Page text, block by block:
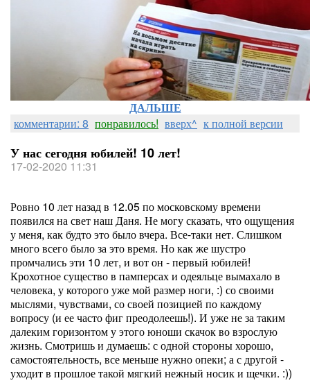
ДАЛЬШЕ
комментарии: 8 понравилось! вверх^ к полной версии
У нас сегодня юбилей! 10 лет!
17-02-2020 11:31
Ровно 10 лет назад в 12.05 по московскому времени
появился на свет наш Даня. Не могу сказать, что ощущения
у меня, как будто это было вчера. Все-таки нет. Слишком
много всего было за это время. Но как же шустро
промчались эти 10 лет, и вот он - первый юбилей!
Крохотное существо в памперсах и одеяльце вымахало в
человека, у которого уже мой размер ноги, :) со своими
мыслями, чувствами, со своей позицией по каждому
вопросу (и ее часто фиг преодолеешь!). И уже не за таким
далеким горизонтом у этого юноши скачок во взрослую
жизнь. Смотришь и думаешь: с одной стороны хорошо,
самостоятельность, все меньше нужно опеки; а с другой -
уходит в прошлое такой мягкий нежный носик и щечки. :))